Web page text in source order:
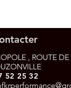
, ROUTE DE
52 25 32